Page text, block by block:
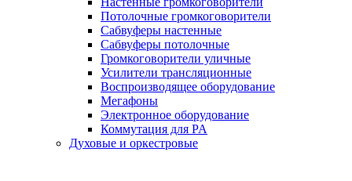
Потолочные громкоговорители
Сабвуферы настенные
Сабвуферы потолочные
Громкоговорители уличные
Усилители трансляционные
Воспроизводящее оборудование
Мегафоны
Электронное оборудование
Коммутация для PA
Духовые и оркестровые